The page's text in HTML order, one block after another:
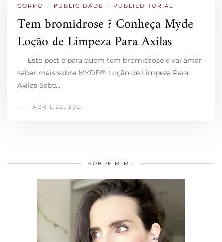
CORPO / PUBLICIDADE / PUBLIEDITORIAL
Tem bromidrose ? Conheça Myde
Loção de Limpeza Para Axilas
Este post é para quem tem bromidrose e vai amar
saber mais sobre MYDE®, Loção de Limpeza Para
Axilas Sabe…
ABRIL 22, 2021
SOBRE MIM…